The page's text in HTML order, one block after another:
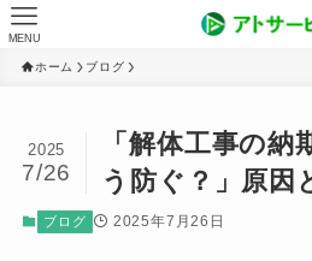
MENU
ホーム ブログ
「解体工事の
う防ぐ？」原因
2025
7/26
ブログ 2025年7月26日